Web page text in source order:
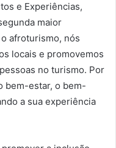
e Experiências,
maior
afroturismo, nós
locais e promovemos
no turismo. Por
bem-estar, o bem-
a sua experiência